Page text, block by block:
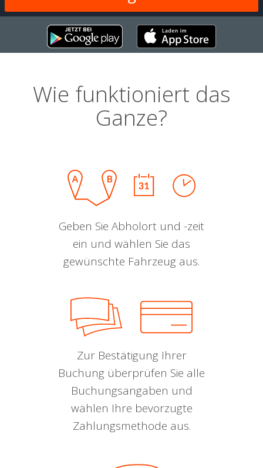
Wie funktioniert das
Ganze?
Geben Sie Abholort und -zeit
ein und wählen Sie das
gewünschte Fahrzeug aus.
Zur Bestätigung Ihrer
Buchung überprüfen Sie alle
Buchungsangaben und
wählen Ihre bevorzugte
Zahlungsmethode aus.